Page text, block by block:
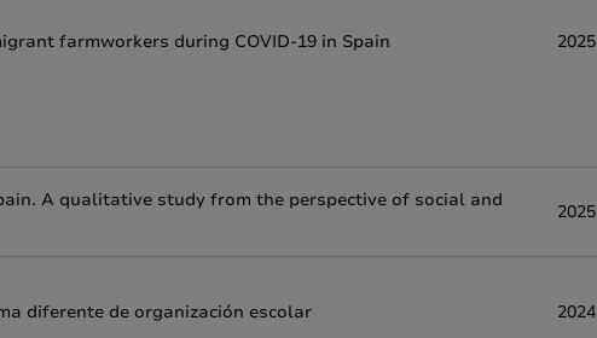
farmworkers during COVID-19 in Spain 2025
A qualitative study from the perspective of social and
2025
diferente de organización escolar 2024